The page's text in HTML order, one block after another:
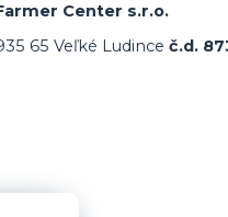
Center s.r.o.
65 Veľké Ludince č.d.